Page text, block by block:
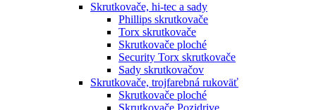
Skrutkovače, hi-tec a sady
Phillips skrutkovače
Torx skrutkovače
Skrutkovače ploché
Security Torx skrutkovače
Sady skrutkovačov
Skrutkovače, trojfarebná rukoväť
Skrutkovače ploché
Skrutkovače Pozidrive